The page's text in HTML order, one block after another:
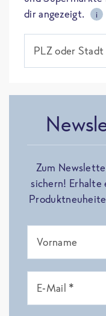
dir angezeigt.
i
PLZ oder Stadt
Zum
sichern! Erhalte
Vorname
E-Mail *